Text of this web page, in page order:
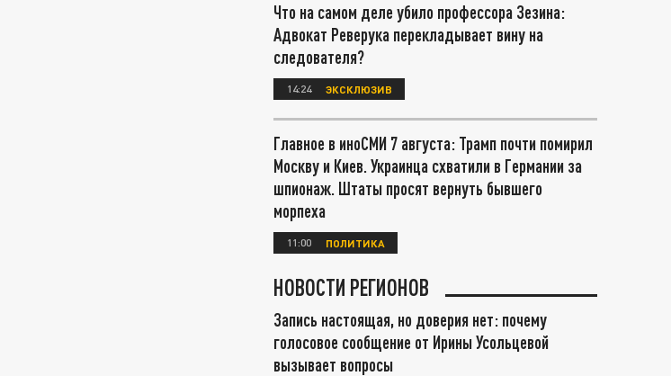
Что на самом деле убило профессора Зезина:
Адвокат Реверука перекладывает вину на
следователя?
14:24 ЭКСКЛЮЗИВ
Главное в иноСМИ 7 августа: Трамп почти помирил
Москву и Киев. Украинца схватили в Германии за
шпионаж. Штаты просят вернуть бывшего
морпеха
11:00 ПОЛИТИКА
НОВОСТИ РЕГИОНОВ
Запись настоящая, но доверия нет: почему
голосовое сообщение от Ирины Усольцевой
вызывает вопросы